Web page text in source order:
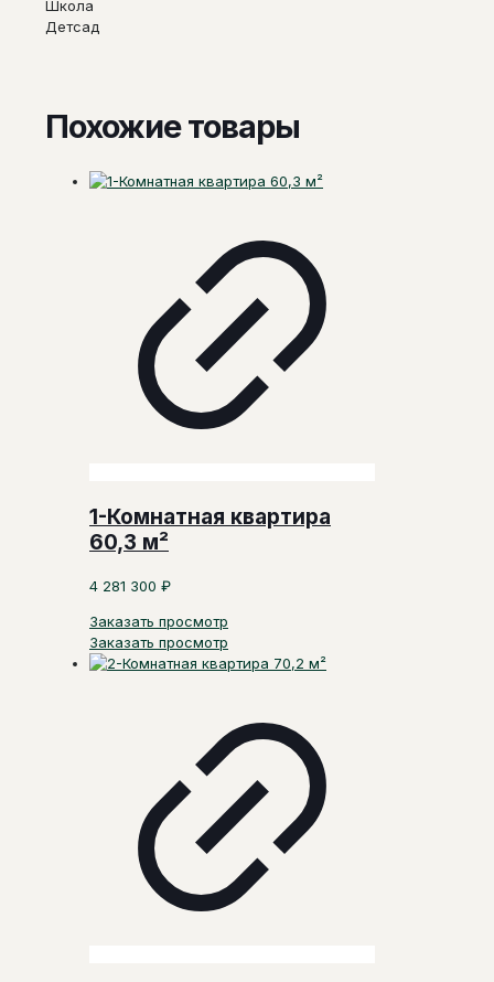
Школа
Детсад
Похожие товары
1-Комнатная квартира
60,3 м²
4 281 300 ₽
Заказать просмотр
Заказать просмотр